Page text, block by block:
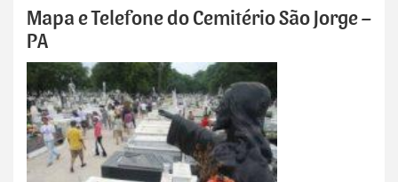
Mapa e Telefone do Cemitério São Jorge –
PA